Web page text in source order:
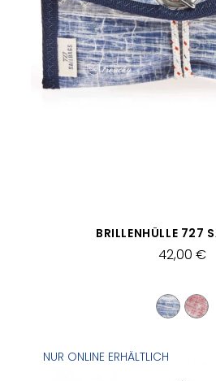
BRILLENHÜLLE 727
42,00 €
NUR ONLINE ERHÄLTLICH